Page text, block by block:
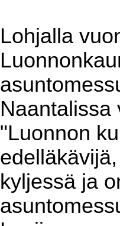
Lohjalla
Naantalissa
"Luonnon
kyljessä ja